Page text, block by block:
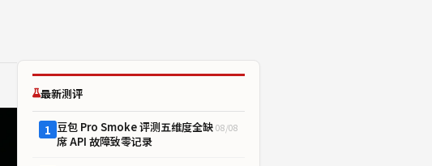
最新测评
1 豆包 Pro Smoke 评测五维度全缺
席 API 故障致零记录
08/08